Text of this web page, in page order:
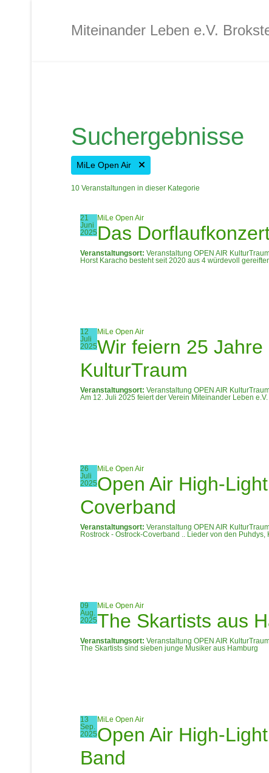
Miteinander Leben e.V.
Kanu für MiLe-Mitglieder
Café MiLe
Café MiLe
Mitgliedschaft - Spenden -
Kontakt
Impressum
zurück
Suchergebnisse
MiLe Open Air
10 Veranstaltungen in dieser Kategorie
21
Juni
2025
MiLe Open Air
Das
Veranstaltungsort: Veranstaltung OPEN AIR
Horst Karacho besteht seit 2020 aus 4 würdevoll
12
Juli
2025
MiLe Open Air
Wir feiern 25
KulturTraum
Veranstaltungsort: Veranstaltung OPEN AIR
Am 12. Juli 2025 feiert der Verein Miteinander Leben
26
Juli
2025
MiLe Open Air
Open Air High-
Coverband
Veranstaltungsort: Veranstaltung OPEN AIR
Rostrock - Ostrock-Coverband .. Lieder von den Puhdys,
09
Aug.
2025
MiLe Open Air
The Skartists aus
Veranstaltungsort: Veranstaltung OPEN AIR
The Skartists sind sieben junge Musiker aus Hamburg
13
Sep.
2025
MiLe Open Air
Open Air High-
Band